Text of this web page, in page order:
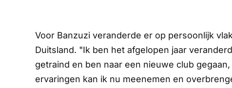
Voor Banzuzi veranderde er op persoonlijk
Duitsland. "Ik ben het afgelopen jaar
getraind en ben naar een nieuwe club
ervaringen kan ik nu meenemen en